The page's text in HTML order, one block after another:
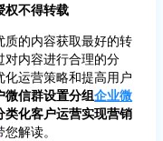
权不得转载
质的内容获取最好的转
对内容进行合理的分
运营策略和提高用户
微信群设置分组企业微
类化客户运营实现营销
您解读。